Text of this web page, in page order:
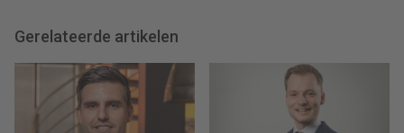
Gerelateerde artikelen